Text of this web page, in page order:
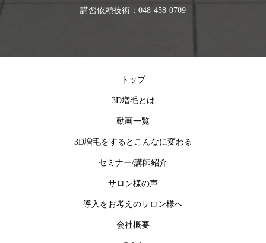
講習依頼技術：048-458-0709
トップ
3D増毛とは
動画一覧
3D増毛をするとこんなに変わる
セミナー/講師紹介
サロン様の声
導入をお考えのサロン様へ
会社概要